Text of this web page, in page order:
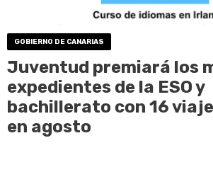
GOBIERNO DE CANARIAS
Juventud premiará los
expedientes de la ESO y
bachillerato con 16
en agosto